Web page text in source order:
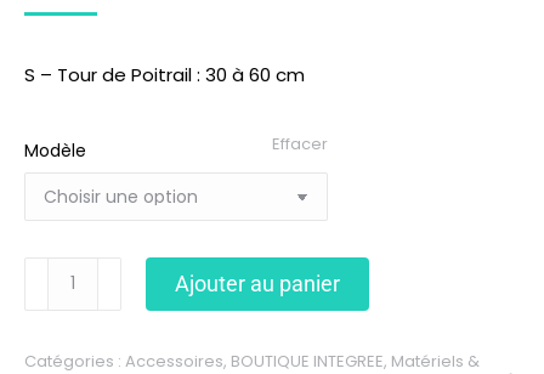
S – Tour de Poitrail : 30 à 60 cm
Modèle Effacer
Ajouter au panier
Catégories : Accessoires, BOUTIQUE INTEGREE, Matériels &